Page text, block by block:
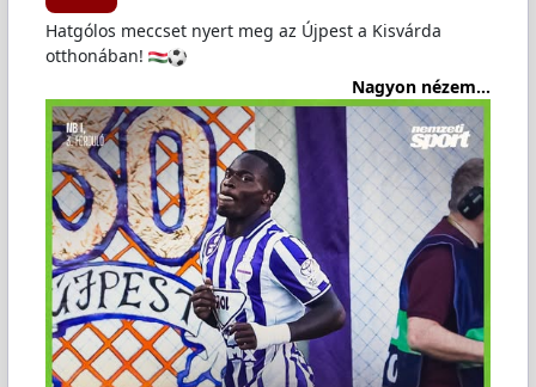
Hatgólos meccset nyert meg az Újpest a Kisvárda
otthonában!
Nagyon nézem...